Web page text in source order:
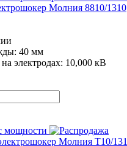
Молния 8810/1310
40 мм
электродах: 10,000 кВ